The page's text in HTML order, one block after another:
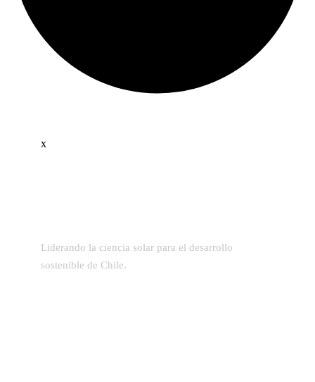
x
Liderando la ciencia solar para el desarrollo
sostenible de Chile.